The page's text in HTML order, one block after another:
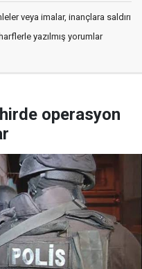
veya imalar, inançlara saldırı
yazılmış yorumlar
operasyon